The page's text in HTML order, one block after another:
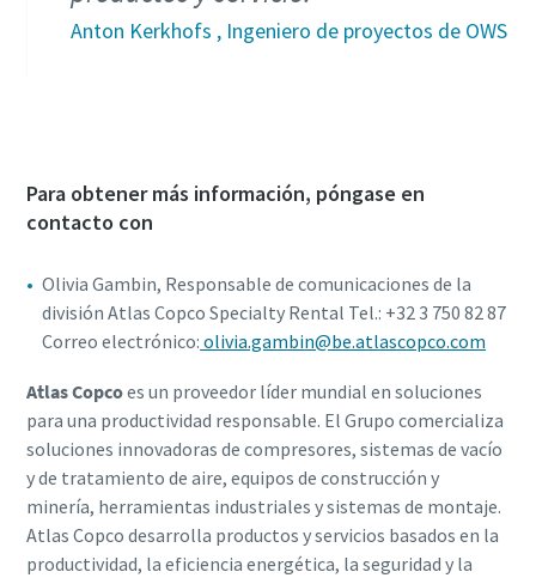
Anton Kerkhofs , Ingeniero de proyectos de OWS
Para obtener más información, póngase en
contacto con
Olivia Gambin, Responsable de comunicaciones de la
división Atlas Copco Specialty Rental Tel.: +32 3 750 82 87
Correo electrónico: olivia.gambin@be.atlascopco.com
Atlas Copcoes un proveedor líder mundial en soluciones
para una productividad responsable. El Grupo comercializa
soluciones innovadoras de compresores, sistemas de vacío
y de tratamiento de aire, equipos de construcción y
minería, herramientas industriales y sistemas de montaje.
Atlas Copco desarrolla productos y servicios basados en la
productividad, la eficiencia energética, la seguridad y la